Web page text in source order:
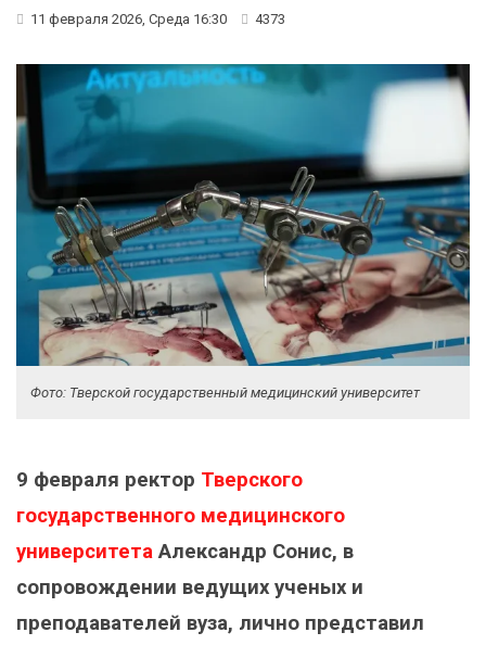
11 февраля 2026, Среда 16:30 4373
Фото: Тверской государственный медицинский университет
9 февраля ректор Тверского
государственного медицинского
университетаАлександр Сонис, в
сопровождении ведущих ученых и
преподавателей вуза, лично представил